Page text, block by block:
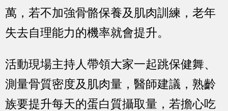
萬，若不加強骨骼保養及肌肉訓練，老年
失去自理能力的機率就會提升。
活動現場主持人帶領大家一起跳保健舞、
測量骨質密度及肌肉量，醫師建議，熟齡
族要提升每天的蛋白質攝取量，若擔心吃